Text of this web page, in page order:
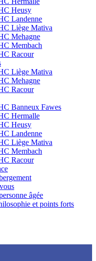
Heusy
Landenne
Liège Mativa
Mehagne
Membach
Racour
Liège Mativa
Mehagne
Racour
Banneux Fawes
Hermalle
Heusy
Landenne
Liège Mativa
Membach
Racour
âgée
et points forts